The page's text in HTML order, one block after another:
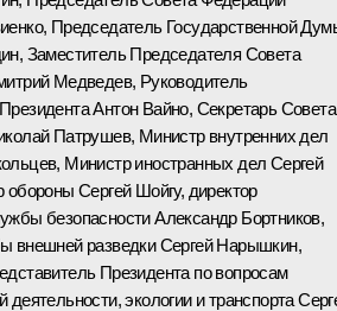
, Председатель Государственной
, Заместитель Председателя Совета
Медведев, Руководитель
Антон Вайно, Секретарь Совета
Патрушев, Министр внутренних дел
, Министр иностранных дел Сергей
обороны Сергей Шойгу, директор
безопасностиАлександр Бортников,
внешней разведкиСергей Нарышкин,
Президента по вопросам
деятельности, экологии и транспорта